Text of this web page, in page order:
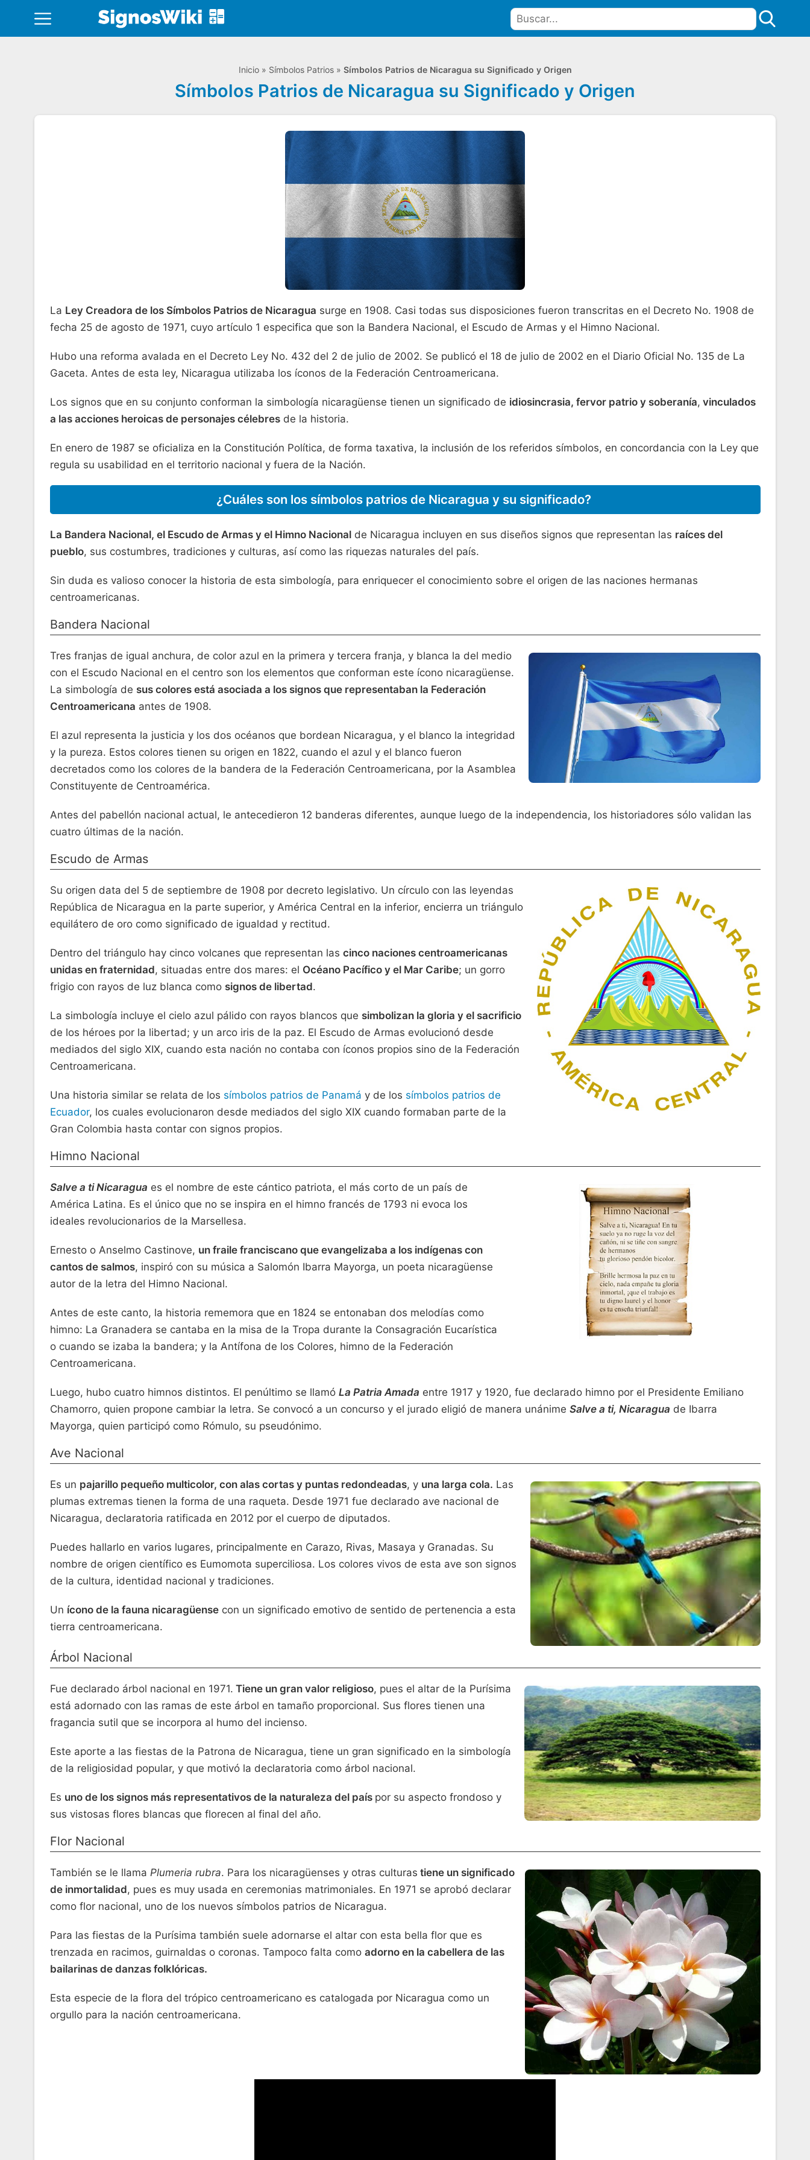
Inicio» Símbolos Patrios» Símbolos Patrios de Nicaragua su Significado y Origen
Símbolos Patrios de Nicaragua su Significado y Origen
La Ley Creadora de los Símbolos Patrios de Nicaragua surge en 1908. Casi todas sus disposiciones fueron transcritas en el Decreto No. 1908 de
fecha 25 de agosto de 1971, cuyo artículo 1 especifica que son la Bandera Nacional, el Escudo de Armas y el Himno Nacional.
Hubo una reforma avalada en el Decreto Ley No. 432 del 2 de julio de 2002. Se publicó el 18 de julio de 2002 en el Diario Oficial No. 135 de La
Gaceta. Antes de esta ley, Nicaragua utilizaba los íconos de la Federación Centroamericana.
Los signos que en su conjunto conforman la simbología nicaragüense tienen un significado de idiosincrasia, fervor patrio y soberanía, vinculados
a las acciones heroicas de personajes célebresde la historia.
En enero de 1987 se oficializa en la Constitución Política, de forma taxativa, la inclusión de los referidos símbolos, en concordancia con la Ley que
regula su usabilidad en el territorio nacional y fuera de la Nación.
¿Cuáles son los símbolos patrios de Nicaragua y su significado?
La Bandera Nacional, el Escudo de Armas y el Himno Nacionalde Nicaragua incluyen en sus diseños signos que representan las raíces del
pueblo, sus costumbres, tradiciones y culturas, así como las riquezas naturales del país.
Sin duda es valioso conocer la historia de esta simbología, para enriquecer el conocimiento sobre el origen de las naciones hermanas
centroamericanas.
Bandera Nacional
Tres franjas de igual anchura, de color azul en la primera y tercera franja, y blanca la del medio
con el Escudo Nacional en el centro son los elementos que conforman este ícono nicaragüense.
La simbología de sus colores está asociada a los signos que representaban la Federación
Centroamericana antes de 1908.
El azul representa la justicia y los dos océanos que bordean Nicaragua, y el blanco la integridad
y la pureza. Estos colores tienen su origen en 1822, cuando el azul y el blanco fueron
decretados como los colores de la bandera de la Federación Centroamericana, por la Asamblea
Constituyente de Centroamérica.
Antes del pabellón nacional actual, le antecedieron 12 banderas diferentes, aunque luego de la independencia, los historiadores sólo validan las
cuatro últimas de la nación.
Escudo de Armas
Su origen data del 5 de septiembre de 1908 por decreto legislativo. Un círculo con las leyendas
República de Nicaragua en la parte superior, y América Central en la inferior, encierra un triángulo
equilátero de oro como significado de igualdad y rectitud.
Dentro del triángulo hay cinco volcanes que representan las cinco naciones centroamericanas
unidas en fraternidad, situadas entre dos mares: el Océano Pacífico y el Mar Caribe; un gorro
frigio con rayos de luz blanca como signos de libertad.
La simbología incluye el cielo azul pálido con rayos blancos que simbolizan la gloria y el sacrificio
de los héroes por la libertad; y un arco iris de la paz. El Escudo de Armas evolucionó desde
mediados del siglo XIX, cuando esta nación no contaba con íconos propios sino de la Federación
Centroamericana.
Una historia similar se relata de los símbolos patrios de Panamá y de los símbolos patrios de
Ecuador, los cuales evolucionaron desde mediados del siglo XIX cuando formaban parte de la
Gran Colombia hasta contar con signos propios.
Himno Nacional
Salve a ti Nicaragua es el nombre de este cántico patriota, el más corto de un país de
América Latina. Es el único que no se inspira en el himno francés de 1793 ni evoca los
ideales revolucionarios de la Marsellesa.
Ernesto o Anselmo Castinove, un fraile franciscano que evangelizaba a los indígenas con
cantos de salmos, inspiró con su música a Salomón Ibarra Mayorga, un poeta nicaragüense
autor de la letra del Himno Nacional.
Antes de este canto, la historia rememora que en 1824 se entonaban dos melodías como
himno: La Granadera se cantaba en la misa de la Tropa durante la Consagración Eucarística
o cuando se izaba la bandera; y la Antífona de los Colores, himno de la Federación
Centroamericana.
Luego, hubo cuatro himnos distintos. El penúltimo se llamó La Patria Amada entre 1917 y 1920, fue declarado himno por el Presidente Emiliano
Chamorro, quien propone cambiar la letra. Se convocó a un concurso y el jurado eligió de manera unánime Salve a ti, Nicaragua de Ibarra
Mayorga, quien participó como Rómulo, su pseudónimo.
Ave Nacional
Es un pajarillo pequeño multicolor, con alas cortas y puntas redondeadas, y una larga cola. Las
plumas extremas tienen la forma de una raqueta. Desde 1971 fue declarado ave nacional de
Nicaragua, declaratoria ratificada en 2012 por el cuerpo de diputados.
Puedes hallarlo en varios lugares, principalmente en Carazo, Rivas, Masaya y Granadas. Su
nombre de origen científico es Eumomota superciliosa. Los colores vivos de esta ave son signos
de la cultura, identidad nacional y tradiciones.
Un ícono de la fauna nicaragüensecon un significado emotivo de sentido de pertenencia a esta
tierra centroamericana.
Árbol Nacional
Fue declarado árbol nacional en 1971. Tiene un gran valor religioso, pues el altar de la Purísima
está adornado con las ramas de este árbol en tamaño proporcional. Sus flores tienen una
fragancia sutil que se incorpora al humo del incienso.
Este aporte a las fiestas de la Patrona de Nicaragua, tiene un gran significado en la simbología
de la religiosidad popular, y que motivó la declaratoria como árbol nacional.
Es uno de los signos más representativos de la naturaleza del país por su aspecto frondoso y
sus vistosas flores blancas que florecen al final del año.
Flor Nacional
También se le llama Plumeria rubra. Para los nicaragüenses y otras culturas tiene un significado
de inmortalidad, pues es muy usada en ceremonias matrimoniales. En 1971 se aprobó declarar
como flor nacional, uno de los nuevos símbolos patrios de Nicaragua.
Para las fiestas de la Purísima también suele adornarse el altar con esta bella flor que es
trenzada en racimos, guirnaldas o coronas. Tampoco falta como adorno en la cabellera de las
bailarinas de danzas folklóricas.
Esta especie de la flora del trópico centroamericano es catalogada por Nicaragua como un
orgullo para la nación centroamericana.